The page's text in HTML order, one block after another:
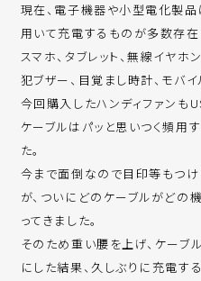
現在、電子機器や小型電化製
用いて充電するものが多数存在
スマホ、タブレット、無線イヤホ
犯ブザー、目覚まし時計、モバ
今回購入したハンディファンも
ケーブルはパッと思いつく頻用
た。
今まで面倒なので目印等もつ
が、ついにどのケーブルがどの
ってきました。
そのため重い腰を上げ、ケーブ
にした結果、久しぶりに充電す